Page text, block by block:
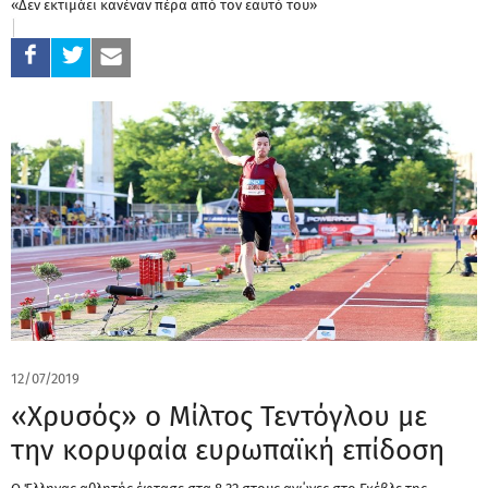
«Δεν εκτιμάει κανέναν πέρα από τον εαυτό του»
12/07/2019
«Χρυσός» ο Μίλτος Τεντόγλου με
την κορυφαία ευρωπαϊκή επίδοση